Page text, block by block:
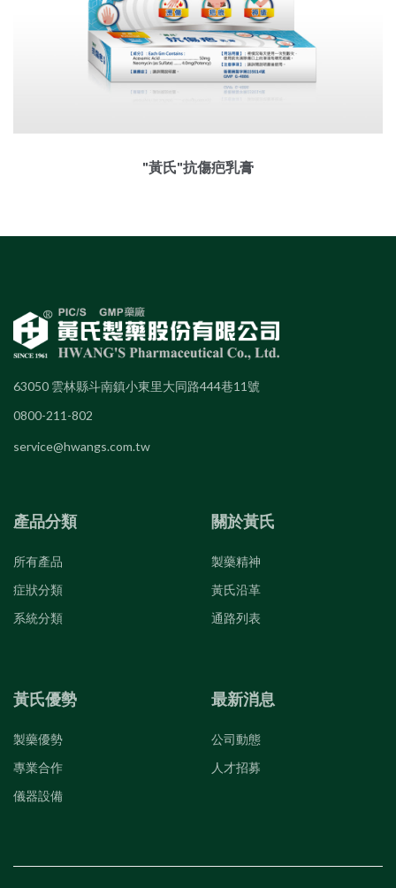
"黃氏"抗傷疤乳膏
63050 雲林縣斗南鎮小東里大同路444巷11號
0800-211-802
service@hwangs.com.tw
產品分類
所有產品
症狀分類
系統分類
關於黃氏
製藥精神
黃氏沿革
通路列表
黃氏優勢
製藥優勢
專業合作
儀器設備
最新消息
公司動態
人才招募